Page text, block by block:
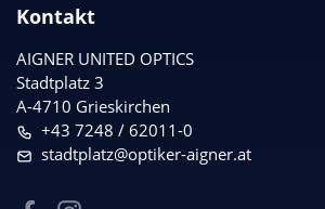
Kontakt
AIGNER UNITED OPTICS
Stadtplatz 3
A-4710 Grieskirchen
+43 7248 / 62011-0
stadtplatz@optiker-aigner.at